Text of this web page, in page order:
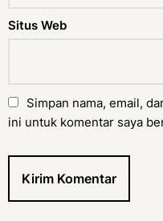
Situs Web
Simpan nama, email,
ini untuk komentar saya